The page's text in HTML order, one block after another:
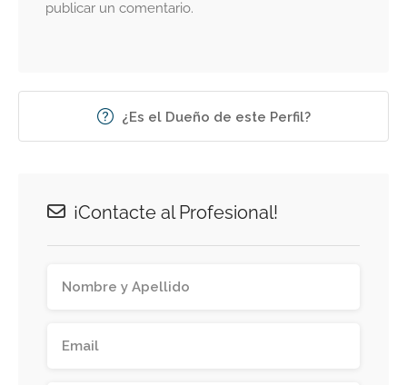
publicar un comentario.
¿Es el Dueño de este Perfil?
¡Contacte al Profesional!